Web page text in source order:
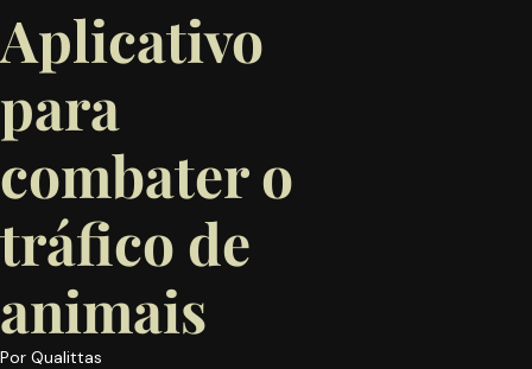
Aplicativo
para
combater o
tráfico de
animais
Por Qualittas